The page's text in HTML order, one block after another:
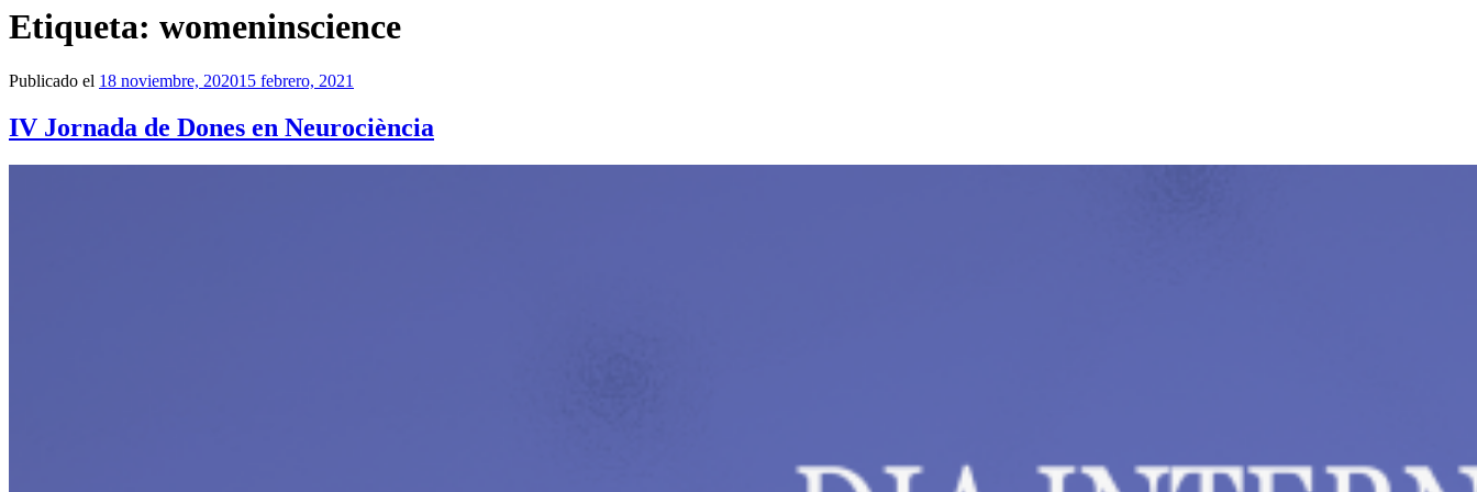
Etiqueta: womeninscience
Publicado el 18 noviembre, 202015 febrero, 2021
IV Jornada de Dones en Neurociència